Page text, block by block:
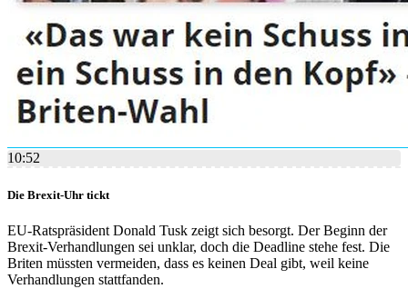
10:52
Die Brexit-Uhr tickt
EU-Ratspräsident Donald Tusk zeigt sich besorgt. Der Beginn der
Brexit-Verhandlungen sei unklar, doch die Deadline stehe fest. Die
Briten müssten vermeiden, dass es keinen Deal gibt, weil keine
Verhandlungen stattfanden.